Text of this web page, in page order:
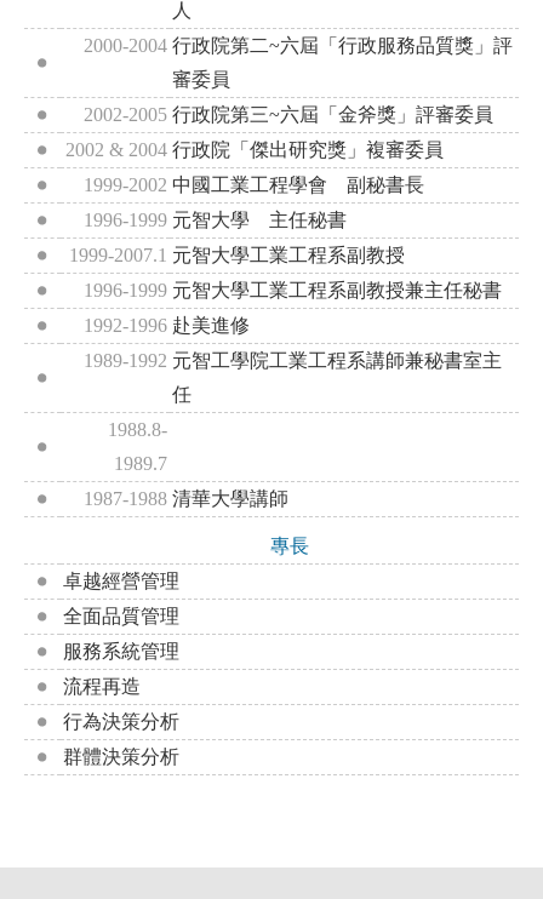
人
2000-2004 行政院第二~六屆「行政服務品質獎」評
審委員
2002-2005 行政院第三~六屆「金斧獎」評審委員
2002 & 2004 行政院「傑出研究獎」複審委員
1999-2002 中國工業工程學會 副秘書長
1996-1999 元智大學 主任秘書
1999-2007.1 元智大學工業工程系副教授
1996-1999 元智大學工業工程系副教授兼主任秘書
1992-1996 赴美進修
1989-1992 元智工學院工業工程系講師兼秘書室主
任
1988.8-
1989.7
1987-1988 清華大學講師
專長
卓越經營管理
全面品質管理
服務系統管理
流程再造
行為決策分析
群體決策分析